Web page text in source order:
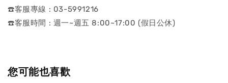
☎️客服專線 : 03-5991216
☎️客服時間 : 週一~週五 8:00~17:00 (假日公休)
您可能也喜歡